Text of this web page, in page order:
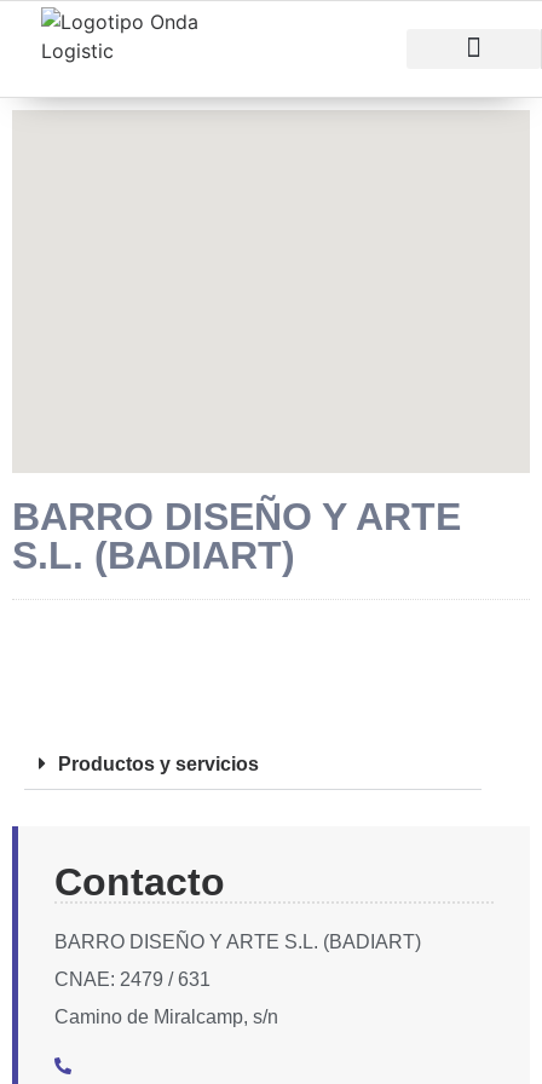
BARRO DISEÑO Y ARTE
S.L. (BADIART)
Productos y servicios
Contacto
BARRO DISEÑO Y ARTE S.L. (BADIART)
CNAE: 2479 / 631
Camino de Miralcamp, s/n